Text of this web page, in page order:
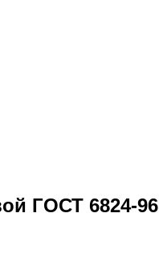
ГОСТ 6824-96